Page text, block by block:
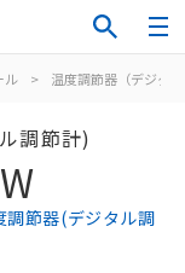
ル > 温度調節器（デジタ
調節計)
節器(デジタル調